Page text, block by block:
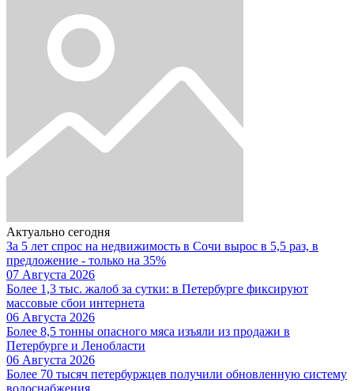
Актуально сегодня
За 5 лет спрос на недвижимость в Сочи вырос в 5,5 раз, в
предложение - только на 35%
07 Августа 2026
Более 1,3 тыс. жалоб за сутки: в Петербурге фиксируют
массовые сбои интернета
06 Августа 2026
Более 8,5 тонны опасного мяса изъяли из продажи в
Петербурге и Ленобласти
06 Августа 2026
Более 70 тысяч петербуржцев получили обновленную систему
водоснабжения